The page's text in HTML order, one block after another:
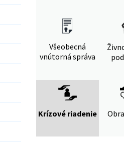
Všeobecná
vnútorná správa
Krízové riadenie